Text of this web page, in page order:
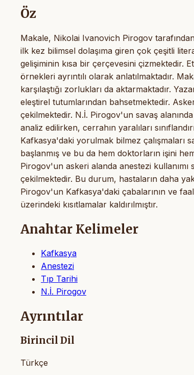
Öz
Makale, Nikolai Ivanovich Pirogov
ilk kez bilimsel dolaşıma giren çok çeşitli
gelişiminin kısa bir çerçevesini çizmektedir.
örnekleri ayrıntılı olarak anlatılmaktadır.
karşılaştığı zorlukları da aktarmaktadır.
eleştirel tutumlarından bahsetmektedir.
çekilmektedir. N.İ. Pirogov'un savaş
analiz edilirken, cerrahın yaralıları
Kafkasya'daki yorulmak bilmez
başlanmış ve bu da hem doktorların işini
Pirogov'un askeri alanda anestezi kullanımı
çekilmektedir. Bu durum, hastaların daha
Pirogov'un Kafkasya'daki çabalarının ve
üzerindeki kısıtlamalar kaldırılmıştır.
Anahtar Kelimeler
Kafkasya
Anestezi
Tıp Tarihi
N.İ. Pirogov
Ayrıntılar
Birincil Dil
Türkçe